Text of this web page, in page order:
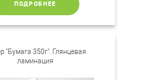
ПОДРОБНЕЕ
"Бумага 350г". Глянцевая
ламинация